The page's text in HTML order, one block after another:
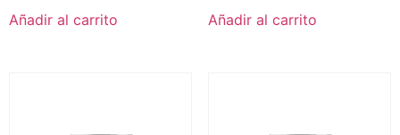
Añadir al carrito Añadir al carrito